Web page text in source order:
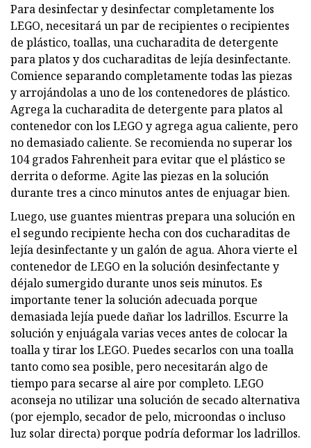
Para desinfectar y desinfectar completamente los
LEGO, necesitará un par de recipientes o recipientes
de plástico, toallas, una cucharadita de detergente
para platos y dos cucharaditas de lejía desinfectante.
Comience separando completamente todas las piezas
y arrojándolas a uno de los contenedores de plástico.
Agrega la cucharadita de detergente para platos al
contenedor con los LEGO y agrega agua caliente, pero
no demasiado caliente. Se recomienda no superar los
104 grados Fahrenheit para evitar que el plástico se
derrita o deforme. Agite las piezas en la solución
durante tres a cinco minutos antes de enjuagar bien.
Luego, use guantes mientras prepara una solución en
el segundo recipiente hecha con dos cucharaditas de
lejía desinfectante y un galón de agua. Ahora vierte el
contenedor de LEGO en la solución desinfectante y
déjalo sumergido durante unos seis minutos. Es
importante tener la solución adecuada porque
demasiada lejía puede dañar los ladrillos. Escurre la
solución y enjuágala varias veces antes de colocar la
toalla y tirar los LEGO. Puedes secarlos con una toalla
tanto como sea posible, pero necesitarán algo de
tiempo para secarse al aire por completo. LEGO
aconseja no utilizar una solución de secado alternativa
(por ejemplo, secador de pelo, microondas o incluso
luz solar directa) porque podría deformar los ladrillos.